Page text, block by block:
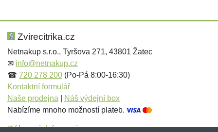
Hodnocení:
Jméno: *
Jméno:
E-mail:*
Zvirecitrika.cz
Netnakup s.r.o., Tyršova 271, 43801 Žatec
✉ info@netnakup.cz
☎ 720 278 200 (Po-Pá 8:00-16:30)
Kontaktní formulář
Naše prodejna
Náš výdejní box
Nabízíme mnoho možností plateb.
Zákaznický servis